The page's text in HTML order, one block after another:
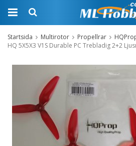
Startsida Multirotor Propellrar
HQ 5X5X3 V1S Durable PC Trebladig 2+2